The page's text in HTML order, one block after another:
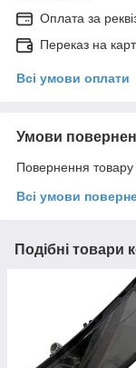
Оплата за
Переказ на
Всі умови оплати
Умови
Повернення
Всі умови
Подібні товари